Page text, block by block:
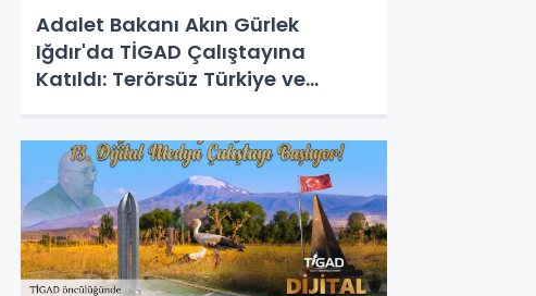
Adalet Bakanı Akın Gürlek
Iğdır'da TİGAD Çalıştayına
Katıldı: Terörsüz Türkiye ve